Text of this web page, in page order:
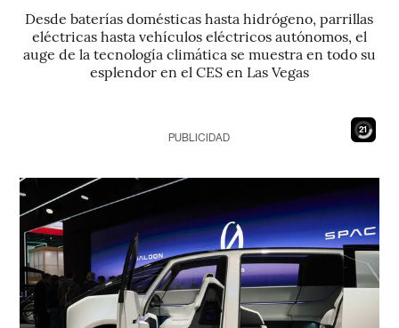
Desde baterías domésticas hasta hidrógeno, parrillas
eléctricas hasta vehículos eléctricos autónomos, el
auge de la tecnología climática se muestra en todo su
esplendor en el CES en Las Vegas
19
PUBLICIDAD